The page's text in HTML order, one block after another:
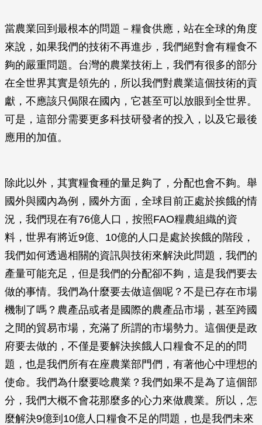
當農業回到最根本的問題－糧食供應，站在全球的角度
來說，如果我們的技術不再進步，我們絕對會有糧食不
夠的嚴重問題。台灣的農業技術上，我們有很多的部分
在全世界其實是領先的，所以我們對農業這個技術的貢
獻，不應該只侷限在國內，它甚至可以放眼到全世界。
可是，這部分需要更多科技研發者的投入，以及它最後
應用的加值。
除此以外，其實糧食種的量足夠了，分配也會不夠。舉
國外與國內為例，國外方面，全球目前正處於挨餓的情
況，我們現在有76億人口，按照FAO糧農組織的資
料，世界有將近9億、10億的人口是處於挨餓的階段，
我們如何透過相關的資訊與技術來解決此問題，我們的
產量可能充足，但是我們的分配卻不夠，這是我們要去
做的事情。我們為什麼要去做這個呢？不是已存在市場
機制了嗎？農產品或者是國際的農產品市場，甚至跨國
之間的貿易市場，充滿了所謂的市場勢力。這個便是政
府要去做的，不僅是要解決挨餓人口糧食不足的的問
題，也是我們所有在座農業部門們，有著他心中理想的
使命。我們為什麼要唸農業？我們如果不是為了這個部
分，我們大概不會花那麼多的心力來做農業。所以，怎
麼解決9億到10億人口糧食不足的問題，也是我們未來